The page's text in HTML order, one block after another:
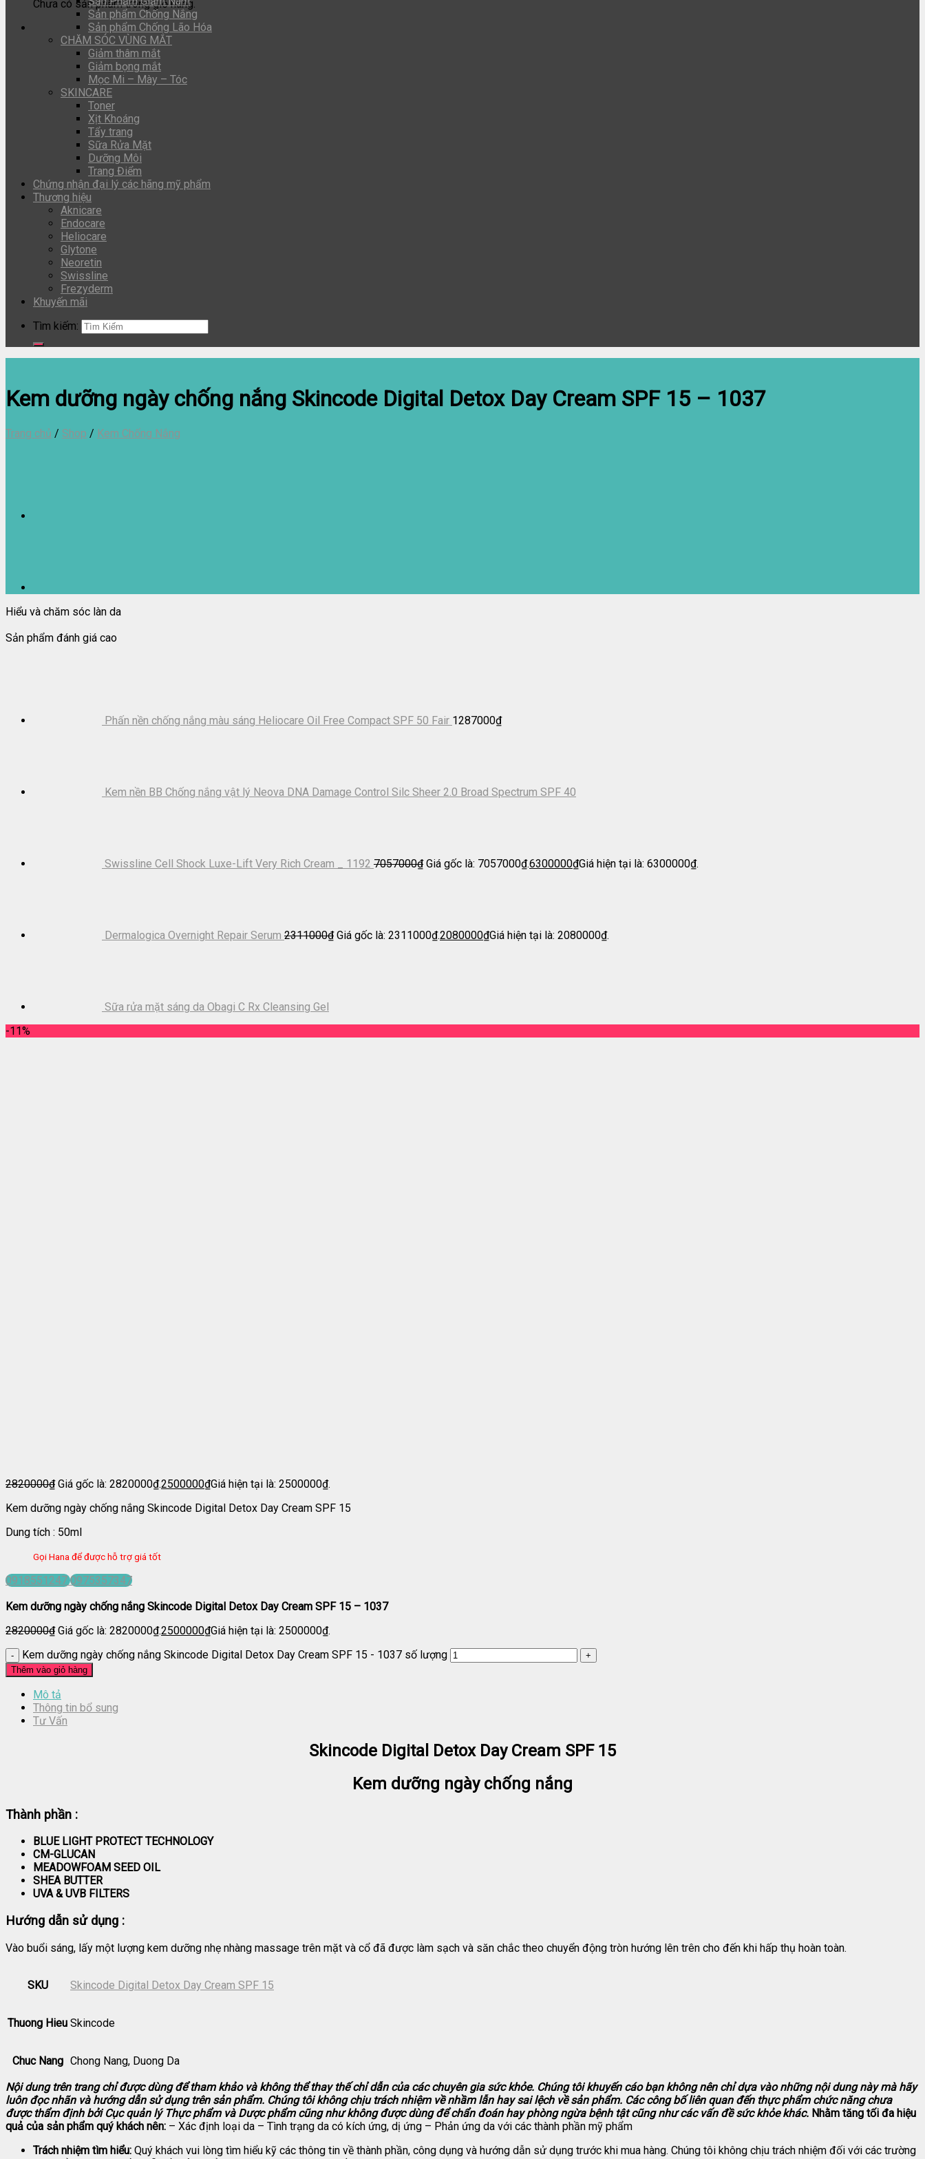
Chưa có sản phẩm trong giỏ hàng.
Sản phẩm Chống Nắng
Sản phẩm Chống Lão Hóa
CHĂM SÓC VÙNG MẮT
Giảm thâm mắt
Giảm bọng mắt
Mọc Mi – Mày – Tóc
SKINCARE
Toner
Xịt Khoáng
Tẩy trang
Sữa Rửa Mặt
Dưỡng Môi
Trang Điểm
Chứng nhận đại lý các hãng mỹ phẩm
Thương hiệu
Aknicare
Endocare
Heliocare
Glytone
Neoretin
Swissline
Frezyderm
Khuyến mãi
Tìm kiếm:
Kem dưỡng ngày chống nắng Skincode Digital Detox Day Cream SPF 15 – 1037
Trang chủ / Shop / Kem Chống Nắng
Hiểu và chăm sóc làn da
Sản phẩm đánh giá cao
Phấn nền chống nắng màu sáng Heliocare Oil Free Compact SPF 50 Fair 1287000₫
Kem nền BB Chống nắng vật lý Neova DNA Damage Control Silc Sheer 2.0 Broad Spectrum SPF 40
Swissline Cell Shock Luxe-Lift Very Rich Cream _ 1192 7057000₫ Giá gốc là: 7057000₫.6300000₫Giá hiện tại là: 6300000₫.
Dermalogica Overnight Repair Serum 2311000₫ Giá gốc là: 2311000₫.2080000₫Giá hiện tại là: 2080000₫.
Sữa rửa mặt sáng da Obagi C Rx Cleansing Gel
-11%
2820000₫ Giá gốc là: 2820000₫.2500000₫Giá hiện tại là: 2500000₫.
Kem dưỡng ngày chống nắng Skincode Digital Detox Day Cream SPF 15
Dung tích : 50ml
Gọi Hana để được hỗ trợ giá tốt
0918551247 0975357347
Kem dưỡng ngày chống nắng Skincode Digital Detox Day Cream SPF 15 – 1037
2820000₫ Giá gốc là: 2820000₫.2500000₫Giá hiện tại là: 2500000₫.
Kem dưỡng ngày chống nắng Skincode Digital Detox Day Cream SPF 15 - 1037 số lượng
Thêm vào giỏ hàng
Mô tả
Thông tin bổ sung
Tư Vấn
Skincode Digital Detox Day Cream SPF 15
Kem dưỡng ngày chống nắng
Thành phần :
BLUE LIGHT PROTECT TECHNOLOGY
CM-GLUCAN
MEADOWFOAM SEED OIL
SHEA BUTTER
UVA & UVB FILTERS
Hướng dẫn sử dụng :
Vào buổi sáng, lấy một lượng kem dưỡng nhẹ nhàng massage trên mặt và cổ đã được làm sạch và săn chắc theo chuyển động tròn hướng lên trên cho đến khi hấp thụ hoàn toàn.
SKU Skincode Digital Detox Day Cream SPF 15
Thuong Hieu Skincode
Chuc Nang Chong Nang, Duong Da
Nội dung trên trang chỉ được dùng để tham khảo và không thể thay thế chỉ dẫn của các chuyên gia sức khỏe. Chúng tôi khuyến cáo bạn không nên chỉ dựa vào những nội dung này mà hãy
luôn đọc nhãn và hướng dẫn sử dụng trên sản phẩm. Chúng tôi không chịu trách nhiệm về nhầm lẫn hay sai lệch về sản phẩm. Các công bố liên quan đến thực phẩm chức năng chưa
được thẩm định bởi Cục quản lý Thực phẩm và Dược phẩm cũng như không được dùng để chẩn đoán hay phòng ngừa bệnh tật cũng như các vấn đề sức khỏe khác. Nhằm tăng tối đa hiệu
quả của sản phẩm quý khách nên: – Xác định loại da – Tình trạng da có kích ứng, dị ứng – Phản ứng da với các thành phần mỹ phẩm
Trách nhiệm tìm hiểu: Quý khách vui lòng tìm hiểu kỹ các thông tin về thành phần, công dụng và hướng dẫn sử dụng trước khi mua hàng. Chúng tôi không chịu trách nhiệm đối với các trường